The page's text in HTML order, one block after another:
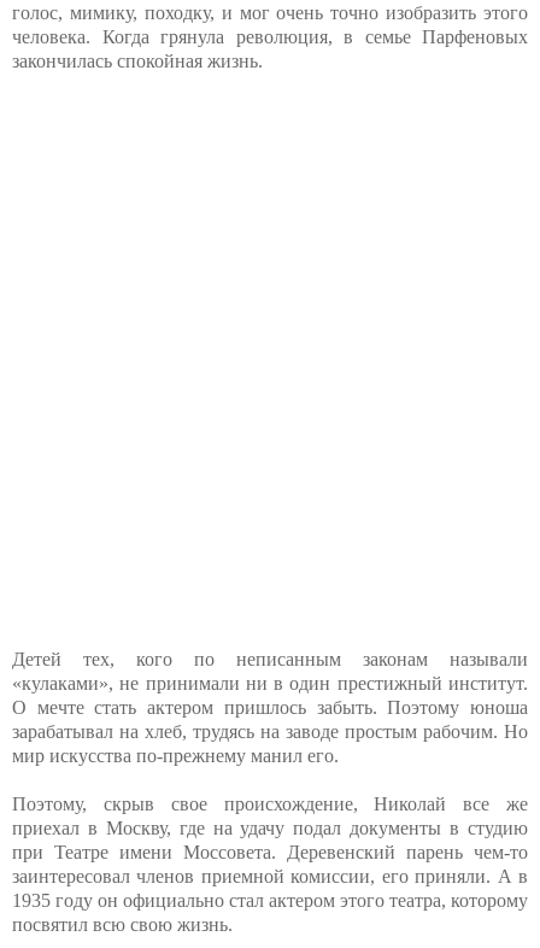
голос, мимику, походку, и мог очень точно изобразить этого
человека. Когда грянула революция, в семье Парфеновых
закончилась спокойная жизнь.
Детей тех, кого по неписанным законам называли
«кулаками», не принимали ни в один престижный институт.
О мечте стать актером пришлось забыть. Поэтому юноша
зарабатывал на хлеб, трудясь на заводе простым рабочим. Но
мир искусства по-прежнему манил его.
Поэтому, скрыв свое происхождение, Николай все же
приехал в Москву, где на удачу подал документы в студию
при Театре имени Моссовета. Деревенский парень чем-то
заинтересовал членов приемной комиссии, его приняли. А в
1935 году он официально стал актером этого театра, которому
посвятил всю свою жизнь.